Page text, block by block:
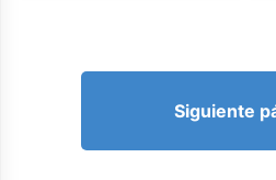
Siguiente